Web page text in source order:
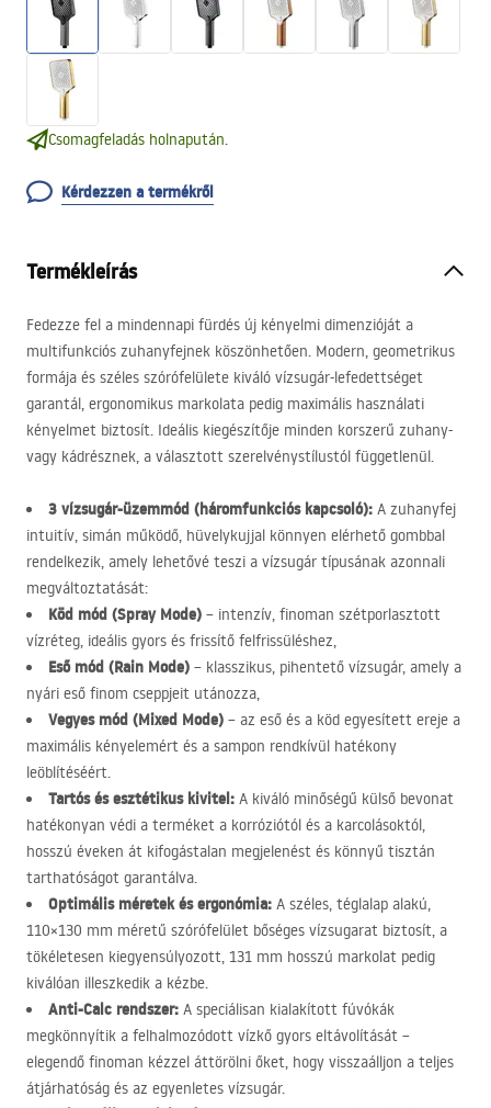
Csomagfeladás holnapután.
Kérdezzen a termékről
Termékleírás
Fedezze fel a mindennapi fürdés új kényelmi dimenzióját a
multifunkciós zuhanyfejnek köszönhetően. Modern, geometrikus
formája és széles szórófelülete kiváló vízsugár-lefedettséget
garantál, ergonomikus markolata pedig maximális használati
kényelmet biztosít. Ideális kiegészítője minden korszerű zuhany-
vagy kádrésznek, a választott szerelvénystílustól függetlenül.
3 vízsugár-üzemmód (háromfunkciós kapcsoló): A zuhanyfej
intuitív, simán működő, hüvelykujjal könnyen elérhető gombbal
rendelkezik, amely lehetővé teszi a vízsugár típusának azonnali
megváltoztatását:
Köd mód (Spray Mode) – intenzív, finoman szétporlasztott
vízréteg, ideális gyors és frissítő felfrissüléshez,
Eső mód (Rain Mode) – klasszikus, pihentető vízsugár, amely a
nyári eső finom cseppjeit utánozza,
Vegyes mód (Mixed Mode) – az eső és a köd egyesített ereje a
maximális kényelemért és a sampon rendkívül hatékony
leöblítéséért.
Tartós és esztétikus kivitel: A kiváló minőségű külső bevonat
hatékonyan védi a terméket a korróziótól és a karcolásoktól,
hosszú éveken át kifogástalan megjelenést és könnyű tisztán
tarthatóságot garantálva.
Optimális méretek és ergonómia: A széles, téglalap alakú,
110×130 mm méretű szórófelület bőséges vízsugarat biztosít, a
tökéletesen kiegyensúlyozott, 131 mm hosszú markolat pedig
kiválóan illeszkedik a kézbe.
Anti-Calc rendszer: A speciálisan kialakított fúvókák
megkönnyítik a felhalmozódott vízkő gyors eltávolítását –
elegendő finoman kézzel áttörölni őket, hogy visszaálljon a teljes
átjárhatóság és az egyenletes vízsugár.